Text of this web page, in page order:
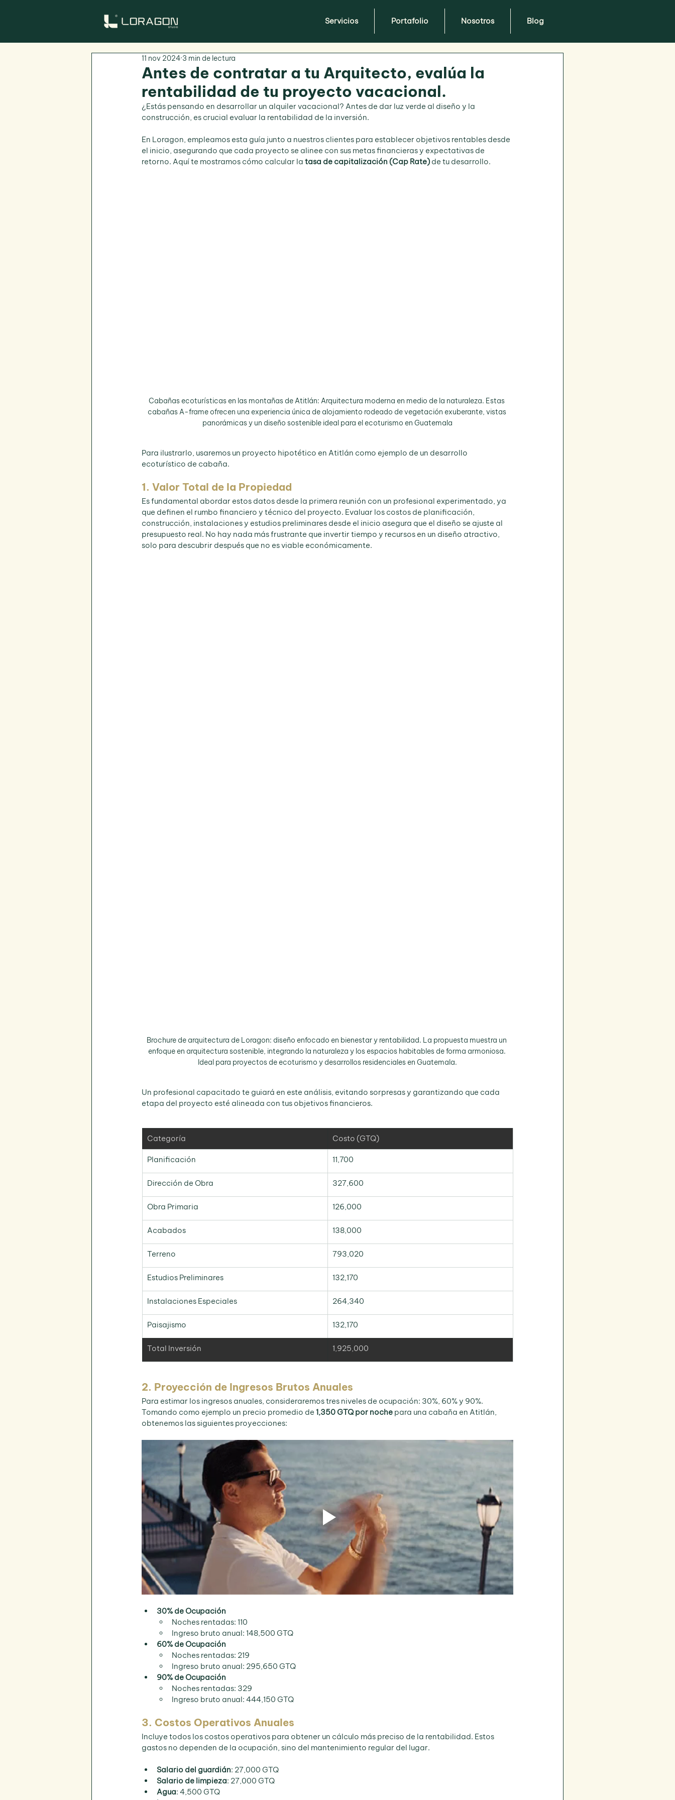
Servicios Portafolio Nosotros Blog
Antes de contratar a tu Arquitecto, evalúa la
rentabilidad de tu proyecto vacacional.
11 nov 2024 3 min de lectura
¿Estás pensando en desarrollar un alquiler vacacional? Antes de dar luz verde al diseño y la
construcción, es crucial evaluar la rentabilidad de la inversión.
En Loragon, empleamos esta guía junto a nuestros clientes para establecer objetivos rentables desde
el inicio, asegurando que cada proyecto se alinee con sus metas financieras y expectativas de
retorno. Aquí te mostramos cómo calcular la tasa de capitalización (Cap Rate) de tu desarrollo.
Cabañas ecoturísticas en las montañas de Atitlán: Arquitectura moderna en medio de la naturaleza. Estas
cabañas A-frame ofrecen una experiencia única de alojamiento rodeado de vegetación exuberante, vistas
panorámicas y un diseño sostenible ideal para el ecoturismo en Guatemala
Para ilustrarlo, usaremos un proyecto hipotético en Atitlán como ejemplo de un desarrollo
ecoturístico de cabaña.
1. Valor Total de la Propiedad
Es fundamental abordar estos datos desde la primera reunión con un profesional experimentado, ya
que definen el rumbo financiero y técnico del proyecto. Evaluar los costos de planificación,
construcción, instalaciones y estudios preliminares desde el inicio asegura que el diseño se ajuste al
presupuesto real. No hay nada más frustrante que invertir tiempo y recursos en un diseño atractivo,
solo para descubrir después que no es viable económicamente.
Brochure de arquitectura de Loragon: diseño enfocado en bienestar y rentabilidad. La propuesta muestra un
enfoque en arquitectura sostenible, integrando la naturaleza y los espacios habitables de forma armoniosa.
Ideal para proyectos de ecoturismo y desarrollos residenciales en Guatemala.
Un profesional capacitado te guiará en este análisis, evitando sorpresas y garantizando que cada
etapa del proyecto esté alineada con tus objetivos financieros.
Categoría Costo (GTQ)
Planificación 11,700
Dirección de Obra 327,600
Obra Primaria 126,000
Acabados 138,000
Terreno 793,020
Estudios Preliminares 132,170
Instalaciones Especiales 264,340
Paisajismo 132,170
Total Inversión 1,925,000
2. Proyección de Ingresos Brutos Anuales
Para estimar los ingresos anuales, consideraremos tres niveles de ocupación: 30%, 60% y 90%.
Tomando como ejemplo un precio promedio de 1,350 GTQ por noche para una cabaña en Atitlán,
obtenemos las siguientes proyecciones:
30% de Ocupación
Noches rentadas: 110
Ingreso bruto anual: 148,500 GTQ
60% de Ocupación
Noches rentadas: 219
Ingreso bruto anual: 295,650 GTQ
90% de Ocupación
Noches rentadas: 329
Ingreso bruto anual: 444,150 GTQ
3. Costos Operativos Anuales
Incluye todos los costos operativos para obtener un cálculo más preciso de la rentabilidad. Estos
gastos no dependen de la ocupación, sino del mantenimiento regular del lugar.
Salario del guardián: 27,000 GTQ
Salario de limpieza: 27,000 GTQ
Agua: 4,500 GTQ